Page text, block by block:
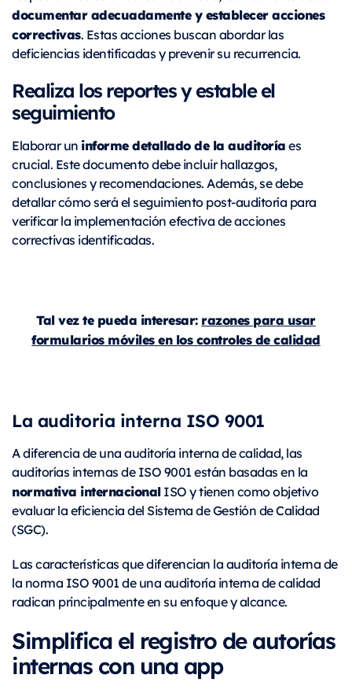
documentar adecuadamente y establecer acciones
correctivas. Estas acciones buscan abordar las
deficiencias identificadas y prevenir su recurrencia.
Realiza los reportes y estable el
seguimiento
Elaborar un informe detallado de la auditoríaes
crucial. Este documento debe incluir hallazgos,
conclusiones y recomendaciones. Además, se debe
detallar cómo será el seguimiento post-auditoría para
verificar la implementación efectiva de acciones
correctivas identificadas.
Tal vez te pueda interesar: razones para usar
formularios móviles en los controles de calidad
La auditoria interna ISO 9001
A diferencia de una auditoría interna de calidad, las
auditorías internas de ISO 9001 están basadas en la
normativa internacionalISO y tienen como objetivo
evaluar la eficiencia del Sistema de Gestión de Calidad
(SGC).
Las características que diferencian la auditoría interna de
la norma ISO 9001 de una auditoría interna de calidad
radican principalmente en su enfoque y alcance.
Simplifica el registro de autorías
internas con una app